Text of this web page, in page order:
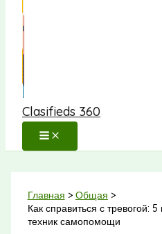
Clasifieds 360
Главная
Общая
Как справиться с тревогой:
техник самопомощи